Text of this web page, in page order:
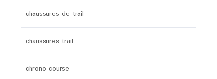
chaussures de trail
chaussures trail
chrono course